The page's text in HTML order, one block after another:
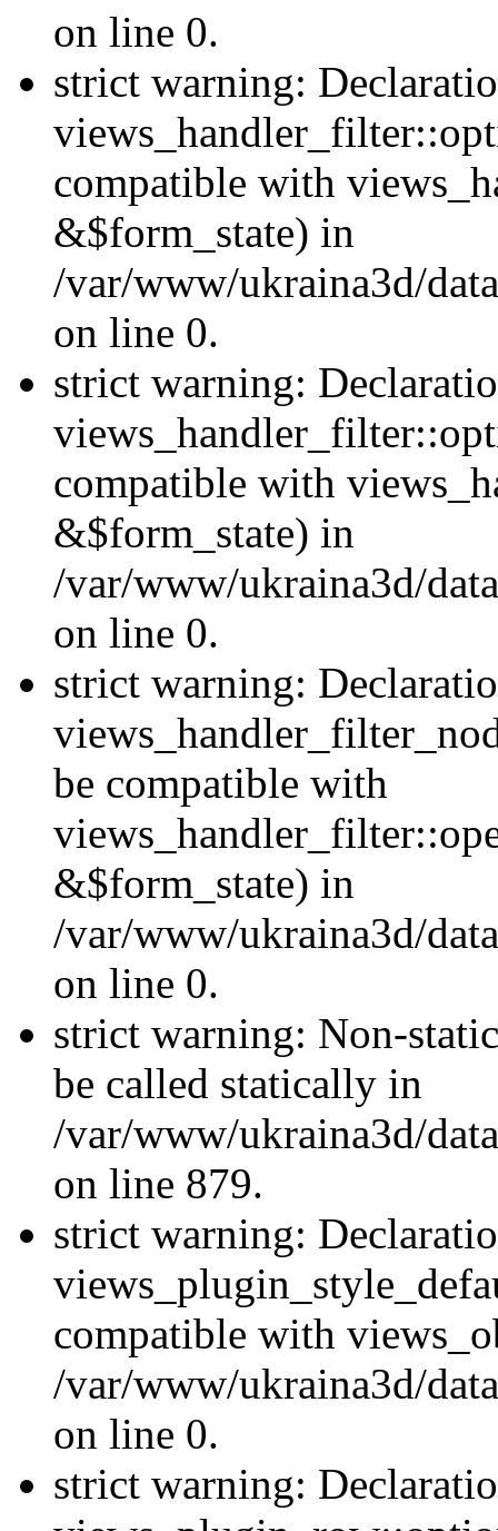
on line 0.
strict warning:
compatible with
&$form_state) in
/var/www/ukraina3d/
on line 0.
strict warning:
compatible with
&$form_state) in
/var/www/ukraina3d/
on line 0.
strict warning:
be compatible with
&$form_state) in
/var/www/ukraina3d/
on line 0.
strict warning: Non-
be called statically in
/var/www/ukraina3d/
on line 879.
strict warning:
compatible with
/var/www/ukraina3d/
on line 0.
strict warning: